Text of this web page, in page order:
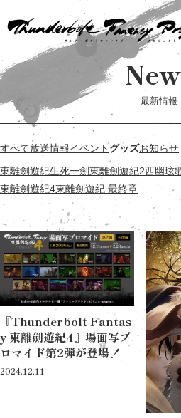
最新情報
すべて放送情報イベント グッズお知らせ
東離劍遊紀生死一劍東離劍遊紀2西幽玹
東離劍遊紀4東離劍遊紀 最終章
『Thunderbolt Fantas
y 東離劍遊紀4』場面写ブ
ロマイド第2弾が登場！
2024.12.11